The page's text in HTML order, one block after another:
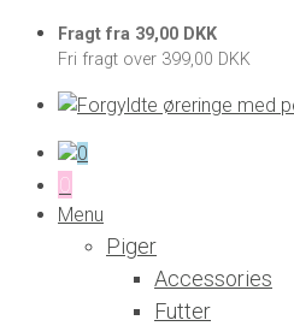
Fragt fra 39,00 DKK
Fri fragt over 399,00 DKK
0
0
Menu
Piger
Accessories
Futter